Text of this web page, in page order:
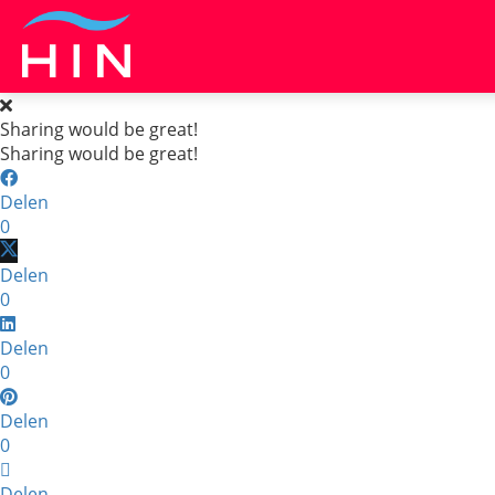
Sharing would be great!
Sharing would be great!
Delen
0
Delen
0
Delen
0
Delen
0